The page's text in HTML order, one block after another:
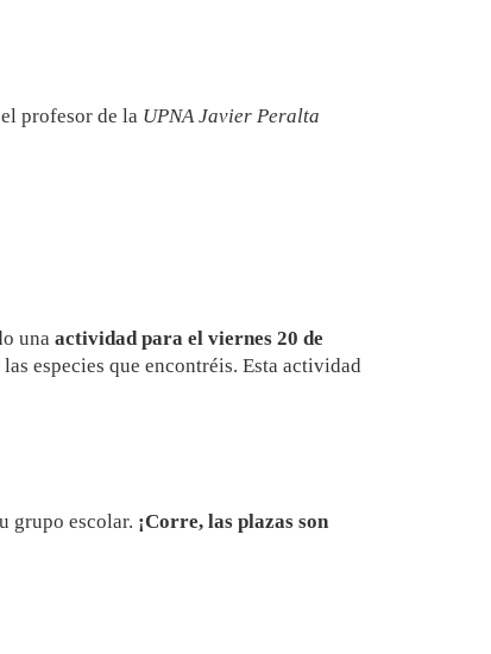
profesor de la UPNA Javier Peralta
una actividad para el viernes 20 de
especies que encontréis. Esta actividad
grupo escolar. ¡Corre, las plazas son